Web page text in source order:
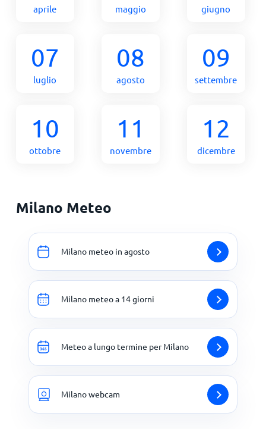
aprile maggio giugno
07
luglio
08
agosto
09
settembre
10
ottobre
11
novembre
12
dicembre
Milano Meteo
Milano meteo in agosto
Milano meteo a 14 giorni
Meteo a lungo termine per Milano
Milano webcam